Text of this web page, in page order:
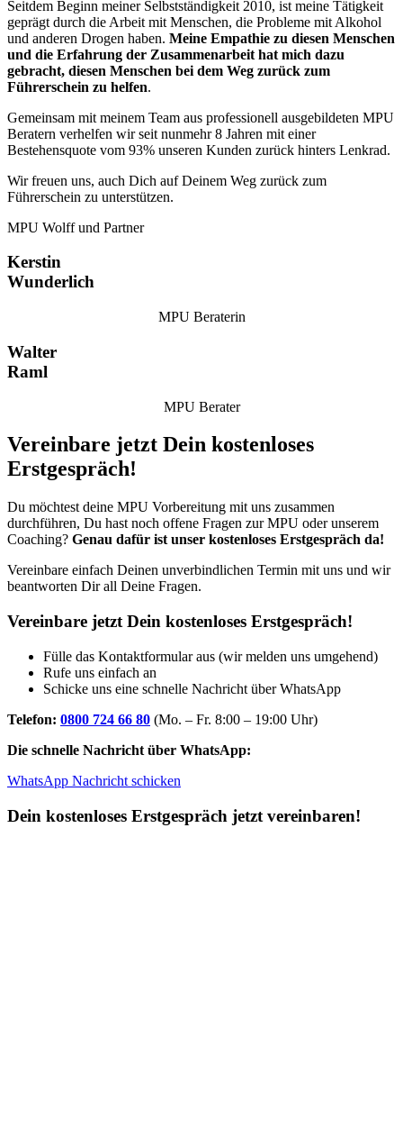
Seitdem Beginn meiner Selbstständigkeit 2010, ist meine Tätigkeit
geprägt durch die Arbeit mit Menschen, die Probleme mit Alkohol
und anderen Drogen haben. Meine Empathie zu diesen Menschen
und die Erfahrung der Zusammenarbeit hat mich dazu
gebracht, diesen Menschen bei dem Weg zurück zum
Führerschein zu helfen.
Gemeinsam mit meinem Team aus professionell ausgebildeten MPU
Beratern verhelfen wir seit nunmehr 8 Jahren mit einer
Bestehensquote vom 93% unseren Kunden zurück hinters Lenkrad.
Wir freuen uns, auch Dich auf Deinem Weg zurück zum
Führerschein zu unterstützen.
MPU Wolff und Partner
Kerstin
Wunderlich
MPU Beraterin
Walter
Raml
MPU Berater
Vereinbare jetzt Dein kostenloses
Erstgespräch!
Du möchtest deine MPU Vorbereitung mit uns zusammen
durchführen, Du hast noch offene Fragen zur MPU oder unserem
Coaching? Genau dafür ist unser kostenloses Erstgespräch da!
Vereinbare einfach Deinen unverbindlichen Termin mit uns und wir
beantworten Dir all Deine Fragen.
Vereinbare jetzt Dein kostenloses Erstgespräch!
Fülle das Kontaktformular aus (wir melden uns umgehend)
Rufe uns einfach an
Schicke uns eine schnelle Nachricht über WhatsApp
Telefon: 0800 724 66 80 (Mo. – Fr. 8:00 – 19:00 Uhr)
Die schnelle Nachricht über WhatsApp:
WhatsApp Nachricht schicken
Dein kostenloses Erstgespräch jetzt vereinbaren!